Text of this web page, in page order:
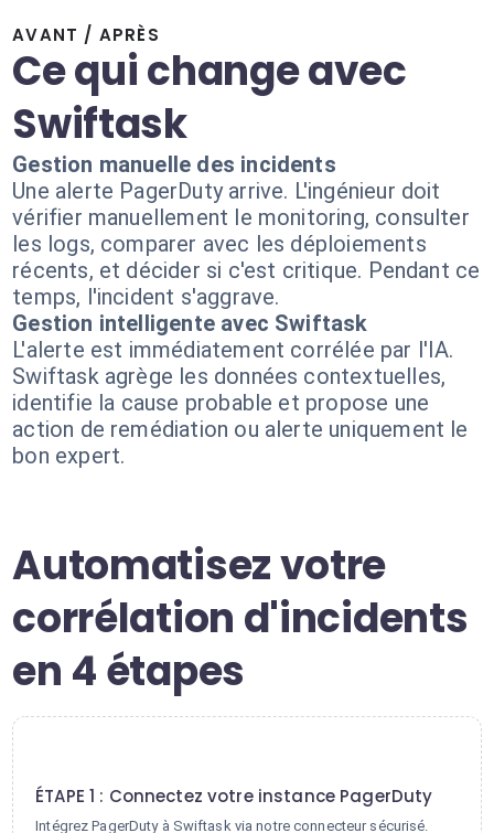
AVANT / APRÈS
Ce qui change avec
Swiftask
Gestion manuelle des incidents
Une alerte PagerDuty arrive. L'ingénieur doit
vérifier manuellement le monitoring, consulter
les logs, comparer avec les déploiements
récents, et décider si c'est critique. Pendant ce
temps, l'incident s'aggrave.
Gestion intelligente avec Swiftask
L'alerte est immédiatement corrélée par l'IA.
Swiftask agrège les données contextuelles,
identifie la cause probable et propose une
action de remédiation ou alerte uniquement le
bon expert.
Automatisez votre
corrélation d'incidents
en 4 étapes
ÉTAPE 1 : Connectez votre instance PagerDuty
Intégrez PagerDuty à Swiftask via notre connecteur sécurisé.